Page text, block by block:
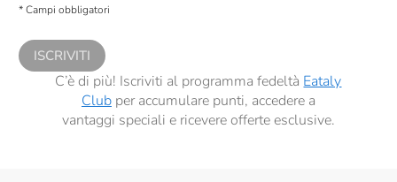
comunicazioni commerciali personalizzate, in caso di consenso prestato ai
* Campi obbligatori
ISCRIVITI
C’è di più! Iscriviti al programma fedeltà Eataly
Clubper accumulare punti, accedere a
vantaggi speciali e ricevere offerte esclusive.